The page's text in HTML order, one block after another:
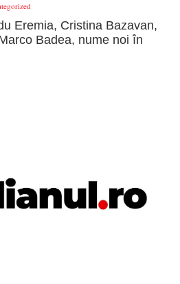
Eremia, Cristina Bazavan,
Badea, nume noi în